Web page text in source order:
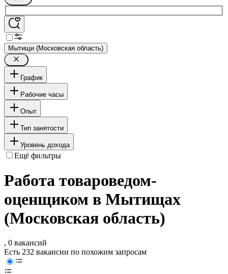
Мытищи (Московская область)
График
Рабочие часы
Опыт
Тип занятости
Уровень дохода
Ещё фильтры
Работа товароведом-
оценщиком в Мытищах
(Московская область)
, 0 вакансий
Есть 232 вакансии по похожим запросам